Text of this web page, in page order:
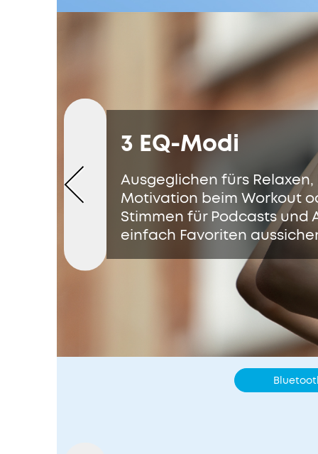
3 EQ-Modi
Ausgeglichen fürs Relaxen,
Motivation beim Workout
Stimmen für Podcasts und
einfach Favoriten